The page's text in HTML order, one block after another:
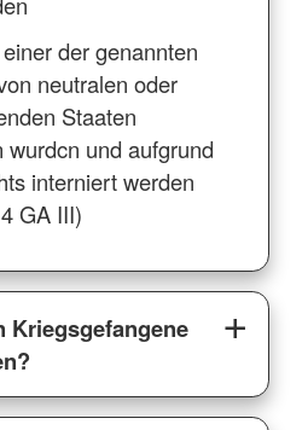
der genannten
neutralen oder
Staaten
wurdcn und aufgrund
interniert werden
GA III)
Kriegsgefangene